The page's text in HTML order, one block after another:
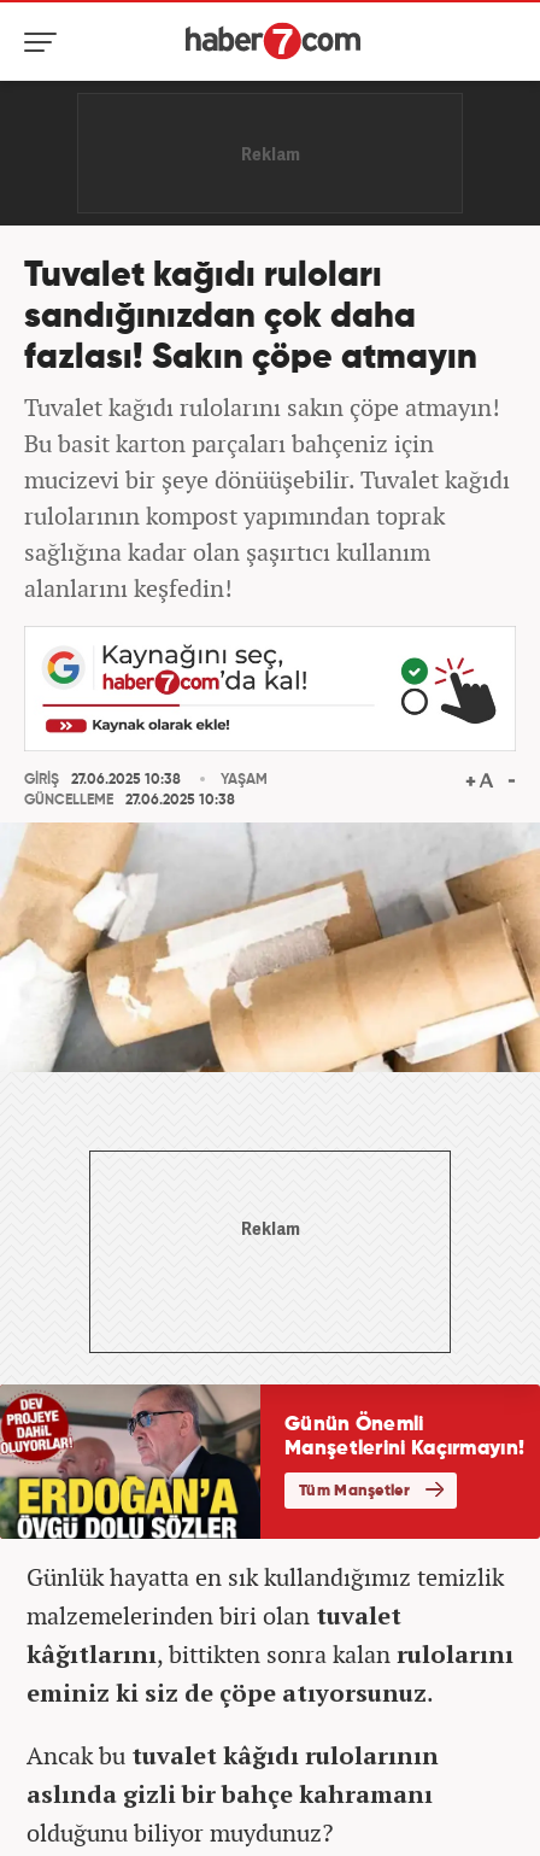
Tuvalet kağıdı ruloları
sandığınızdan çok daha
fazlası! Sakın çöpe atmayın
Tuvalet kağıdı rulolarını sakın çöpe atmayın!
Bu basit karton parçaları bahçeniz için
mucizevi bir şeye dönüüşebilir. Tuvalet kağıdı
rulolarının kompost yapımından toprak
sağlığına kadar olan şaşırtıcı kullanım
alanlarını keşfedin!
GİRİŞ
27.06.2025 10:38
GÜNCELLEME
27.06.2025 10:38
YAŞAM
Günlük hayatta en sık kullandığımız temizlik
malzemelerinden biri olan tuvalet
kâğıtlarını, bittikten sonra kalanrulolarını
eminiz ki siz de çöpe atıyorsunuz.
Ancak bu tuvalet kâğıdı rulolarının
aslında gizli bir bahçe kahramanı
olduğunu biliyor muydunuz?